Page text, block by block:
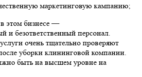
маркетинговую кампанию;
этом бизнесе —
и безответственный персонал.
очень тщательно проверяют
уборки клининговой компании.
быть на высшем уровне на